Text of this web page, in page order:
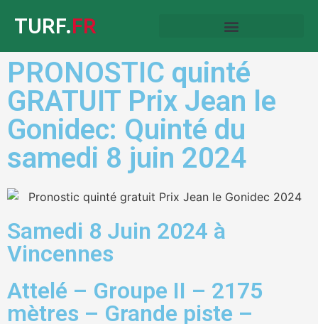
TURF.FR
PRONOSTIC quinté
GRATUIT Prix Jean le
Gonidec: Quinté du
samedi 8 juin 2024
Samedi 8 Juin 2024 à
Vincennes
Attelé – Groupe II – 2175
mètres – Grande piste –